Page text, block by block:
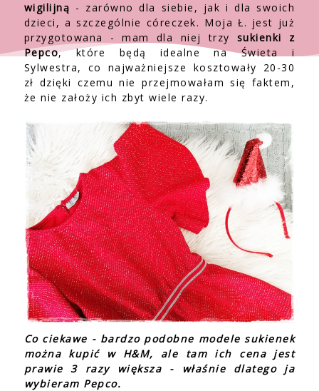
wigilijną - zarówno dla siebie, jak i dla swoich
dzieci, a szczególnie córeczek. Moja Ł. jest już
przygotowana - mam dla niej trzy sukienki z
Pepco, które będą idealne na Świeta i
Sylwestra, co najważniejsze kosztowały 20-30
zł dzięki czemu nie przejmowałam się faktem,
że nie założy ich zbyt wiele razy.
Co ciekawe - bardzo podobne modele sukienek
można kupić w H&M, ale tam ich cena jest
prawie 3 razy większa - właśnie dlatego ja
wybieram Pepco.